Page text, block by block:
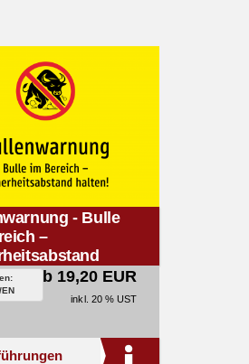
- Bulle
–
EN
ab 19,20 EUR
inkl. 20 % UST